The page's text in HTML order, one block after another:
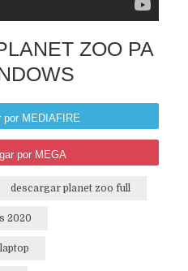
ZOO PA
por MEDIAFIRE
por MEGA
descargar planet zoo full
2020